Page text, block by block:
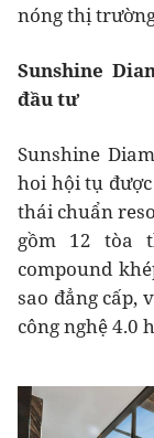
nóng thị
Sunshine
đầu tư
Sunshine
hoi hội tụ
thái chuẩn
gồm 12 tòa
compound
sao đẳng cấp,
công nghệ 4.0